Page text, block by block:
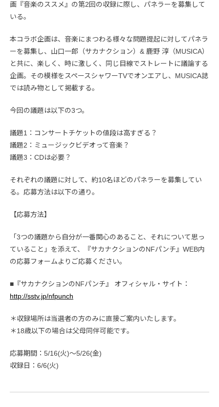
画『音楽のススメ』の第2回の収録に際し、パネラーを募集して
いる。
本コラボ企画は、音楽にまつわる様々な問題提起に対してパネラ
ーを募集し、山口一郎（サカナクション）& 鹿野 淳（MUSICA）
と共に、楽しく、時に激しく、同じ目線でストレートに議論する
企画。その模様をスペースシャワーTVでオンエアし、MUSICA誌
では読み物として掲載する。
今回の議題は以下の3つ。
議題1：コンサートチケットの値段は高すぎる？
議題2：ミュージックビデオって音楽？
議題3：CDは必要？
それぞれの議題に対して、約10名ほどのパネラーを募集してい
る。応募方法は以下の通り。
【応募方法】
「3つの議題から自分が一番関心のあること、それについて思っ
ていること」を添えて、『サカナクションのNFパンチ』WEB内
の応募フォームよりご応募ください。
■『サカナクションのNFパンチ』 オフィシャル・サイト：
http://sstv.jp/nfpunch
＊収録場所は当選者の方のみに直接ご案内いたします。
＊18歳以下の場合は父母同伴可能です。
応募期間：5/16(火)～5/26(金)
収録日：6/6(火)